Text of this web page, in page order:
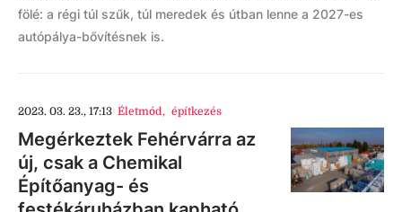
fölé: a régi túl szűk, túl meredek és útban lenne a 2027-es
autópálya-bővítésnek is.
2023. 03. 23., 17:13 Életmód, építkezés
Megérkeztek Fehérvárra az
új, csak a Chemikal
Építőanyag- és